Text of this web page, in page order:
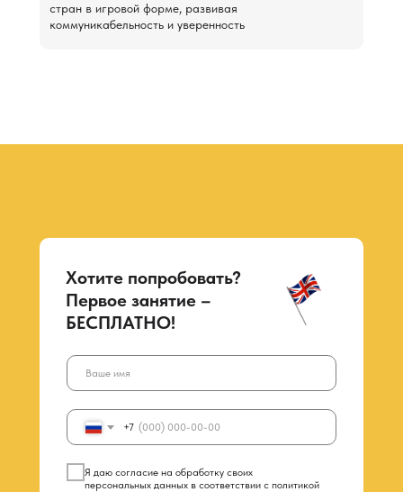
стран в игровой форме, развивая
коммуникабельность и уверенность
Хотите попробовать? Первое занятие
Хотите попробовать?
Первое занятие –
БЕСПЛАТНО!
+7
Я даю согласие на обработку своих
персональных данных в соответствии с политикой